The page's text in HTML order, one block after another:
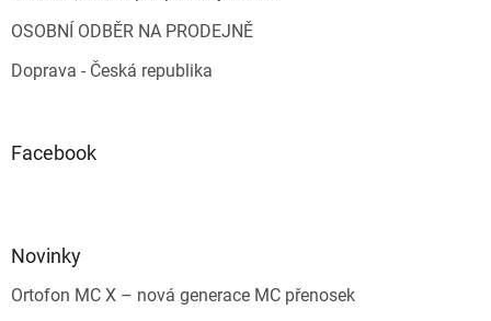
OSOBNÍ ODBĚR NA PRODEJNĚ
Doprava - Česká republika
Facebook
Novinky
Ortofon MC X – nová generace MC přenosek